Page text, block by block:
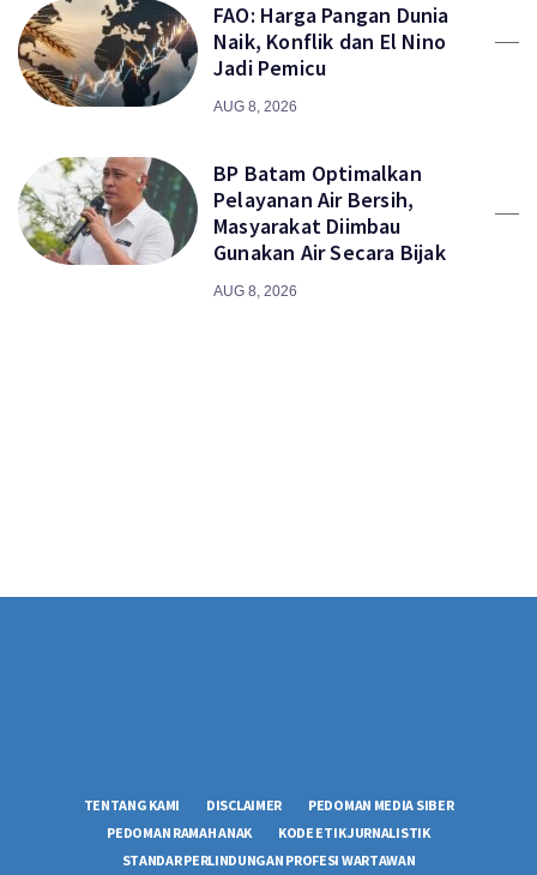
FAO: Harga Pangan Dunia
Naik, Konflik dan El Nino
Jadi Pemicu
AUG 8, 2026
BP Batam Optimalkan
Pelayanan Air Bersih,
Masyarakat Diimbau
Gunakan Air Secara Bijak
AUG 8, 2026
TENTANG KAMI DISCLAIMER
PEDOMAN MEDIA SIBER
PEDOMAN RAMAH ANAK
KODE ETIK JURNALISTIK
STANDAR PERLINDUNGAN PROFESI WARTAWAN